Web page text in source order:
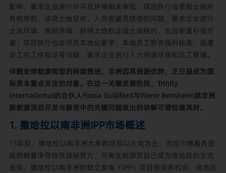
影响，要求企业进行环评及环境相关审批；项目执行会受到土地所
有权限制，涉及土地征收、人员安置及赔偿的问题，要求企业进行
土地尽调、国别尽调，获得土地权证或土地租约，出台安置补偿方
案；项目执行也会涉及本地化要求、本地员工薪资福利标准、派遣
员工的工作签证等问题，要求企业进行人力资源尽调和员工管理。
伴随全球能源转型的持续推进，非洲因其资源优势，正日益成为国
际资本重点关注的对象。在这一关键发展阶段，Trinity
International的合伙人Fiona Gulliford与Pierre Bernheim就非洲
新能源项目开发与融资中的关键问题做出的讲解可谓恰逢其时。
1. 撒哈拉以南非洲IPP市场概述
15年前。撒哈拉以南非洲大多数项目以火电为主，而如今随着各国
政府朝着净零排放目标努力，可再生能源项目已成为该地区的主流
选择。撒哈拉以南非洲的独立发电（IPP）项目有很多机会，该地区